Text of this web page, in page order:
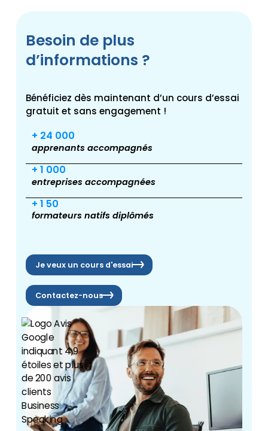
Besoin de plus
d’informations ?
Bénéficiez dès maintenant d’un cours d’essai
gratuit et sans engagement !
+ 24 000
apprenants accompagnés
+ 1 000
entreprises accompagnées
+ 1 50
formateurs natifs diplômés
Je veux un cours d'essai
Contactez-nous